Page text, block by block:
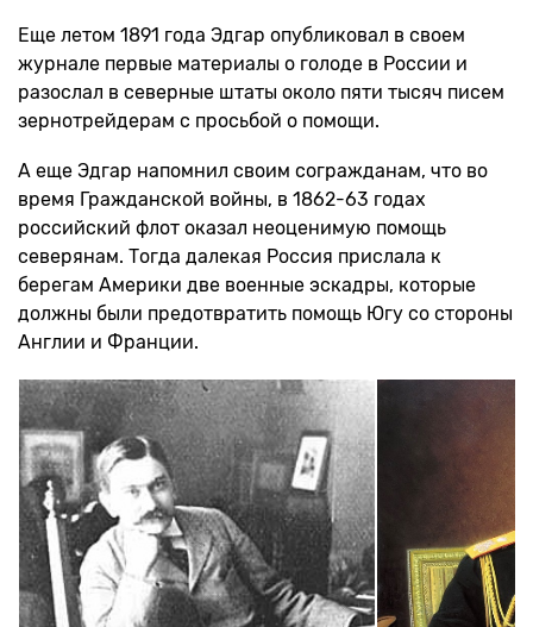
Еще летом 1891 года Эдгар опубликовал в своем
журнале первые материалы о голоде в России и
разослал в северные штаты около пяти тысяч писем
зернотрейдерам с просьбой о помощи.
А еще Эдгар напомнил своим согражданам, что во
время Гражданской войны, в 1862-63 годах
российский флот оказал неоценимую помощь
северянам. Тогда далекая Россия прислала к
берегам Америки две военные эскадры, которые
должны были предотвратить помощь Югу со стороны
Англии и Франции.